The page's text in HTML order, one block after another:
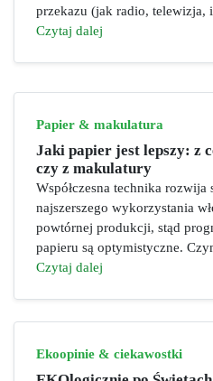
przekazu (jak radio, telewizja,
Czytaj dalej
Papier & makulatura
Jaki papier jest lepszy: z
czy z makulatury
Współczesna technika
najszerszego wykorzystania
powtórnej produkcji, stąd
papieru są optymistyczne.
Czytaj dalej
Ekoopinie & ciekawostki